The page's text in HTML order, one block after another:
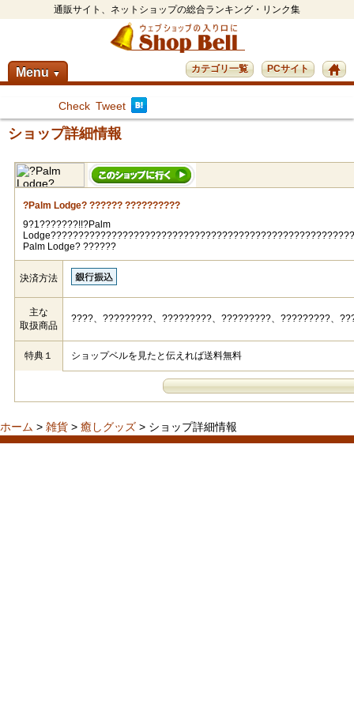
通販サイト、ネットショップの総合ランキング・リンク集
Menu ▼ PCサイト
カテゴリ一覧
Check Tweet
ショップ詳細情報
?Palm Lodge? ?????? ??????????
9?1???????!!?Palm
Palm Lodge? ??????
決済方法
主な
取扱商品
????、?????????、?????????、?????????、?????????、
特典１ ショップベルを見たと伝えれば送料無料
ホーム > 雑貨 > 癒しグッズ > ショップ詳細情報